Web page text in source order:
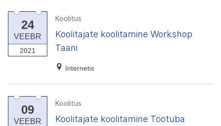
24
VEEBR
2021
Koolitus
Koolitajate koolitamine Workshop
Taani
Internetis
09
VEEBR
Koolitus
Koolitajate koolitamine Töötuba